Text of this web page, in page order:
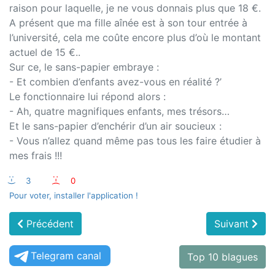
raison pour laquelle, je ne vous donnais plus que 18 €.
A présent que ma fille aînée est à son tour entrée à
l’université, cela me coûte encore plus d’où le montant
actuel de 15 €..
Sur ce, le sans-papier embraye :
- Et combien d’enfants avez-vous en réalité ?’
Le fonctionnaire lui répond alors :
- Ah, quatre magnifiques enfants, mes trésors…
Et le sans-papier d’enchérir d’un air soucieux :
- Vous n’allez quand même pas tous les faire étudier à
mes frais !!!
:-) 3 :-(
0
Pour voter, installer l'application !
Précédent Suivant
Telegram canal Top 10 blagues